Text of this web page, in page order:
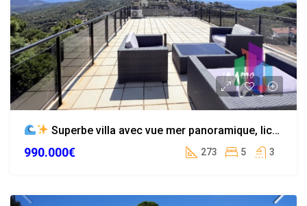
Superbe villa avec vue mer panoramique, licence touristique à Serra Brava
990.000€ 273 5 3